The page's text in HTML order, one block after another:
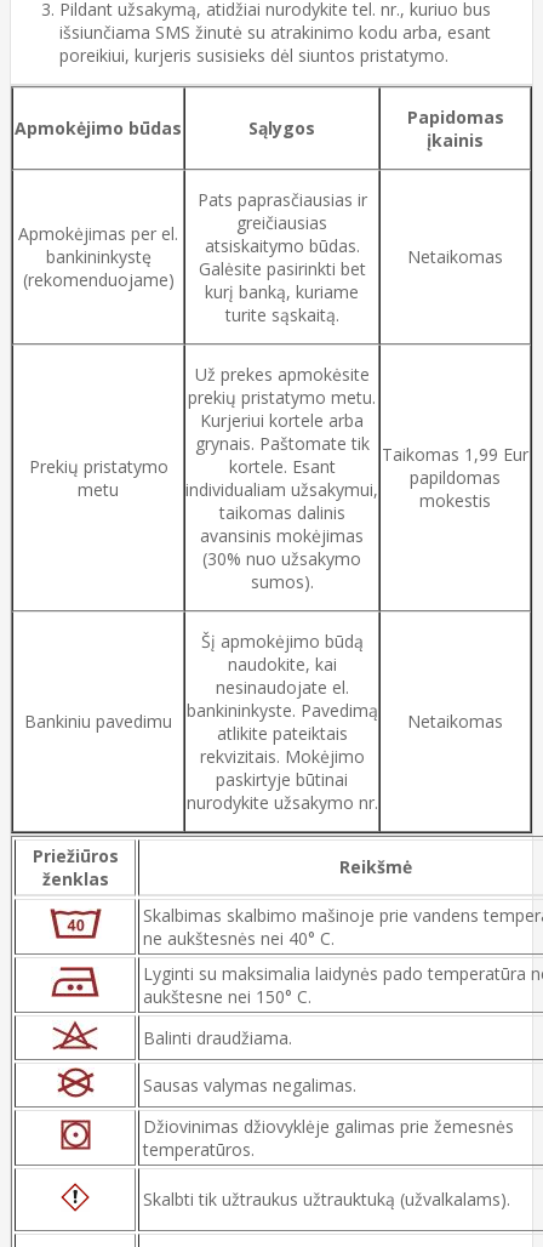
Pildant užsakymą, atidžiai nurodykite tel. nr., kuriuo bus
išsiunčiama SMS žinutė su atrakinimo kodu arba, esant
poreikiui, kurjeris susisieks dėl siuntos pristatymo.
Apmokėjimo būdas Sąlygos
Papidomas
įkainis
Apmokėjimas per el.
bankininkystę
(rekomenduojame)
Pats paprasčiausias ir
greičiausias
atsiskaitymo būdas.
Galėsite pasirinkti bet
kurį banką, kuriame
turite sąskaitą.
Netaikomas
Prekių pristatymo
metu
Už prekes apmokėsite
prekių pristatymo metu.
Kurjeriui kortele arba
grynais. Paštomate tik
kortele. Esant
individualiam užsakymui,
taikomas dalinis
avansinis mokėjimas
(30% nuo užsakymo
sumos).
Taikomas 1,99 Eur
papildomas
mokestis
Bankiniu pavedimu
Šį apmokėjimo būdą
naudokite, kai
nesinaudojate el.
bankininkyste. Pavedimą
atlikite pateiktais
rekvizitais. Mokėjimo
paskirtyje būtinai
nurodykite užsakymo nr.
Netaikomas
Priežiūros
ženklas
Reikšmė
Skalbimas skalbimo mašinoje prie vandens
ne aukštesnės nei 40° C.
Lyginti su maksimalia laidynės pado temperatūra
aukštesne nei 150° C.
Balinti draudžiama.
Sausas valymas negalimas.
Džiovinimas džiovyklėje galimas prie žemesnės
temperatūros.
Skalbti tik užtraukus užtrauktuką (užvalkalams).